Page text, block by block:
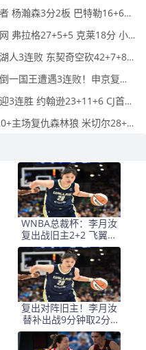
2026年01月14日 勇士大胜开拓者 杨瀚森3分2板 巴特勒16+6+5 库里9中2送11助
2026年01月13日 独行侠力克篮网 弗拉格27+5+5 克莱18分 小波特28+9
2026年01月13日 国王背靠背送湖人3连败 东契奇空砍42+7+8+4断 威少22+5+7
2026年01月12日 火箭不敌西部倒一国王遭遇3连败！申京复出19+9 阿门31+13+6
2026年01月12日 老鹰轻取勇士迎3连胜 约翰逊23+11+6 CJ首秀12分 库里31+5
2026年01月11日 骑士5人得分20+主场复仇森林狼 米切尔28+8 爱德华兹25+5
WNBA总裁杯：李月汝
复出战旧主2+2 飞翼大
胜风暴获3连胜
复出对阵旧主！李月汝
替补出战9分钟取2分2
板，飞翼大胜风暴斩获
三连胜